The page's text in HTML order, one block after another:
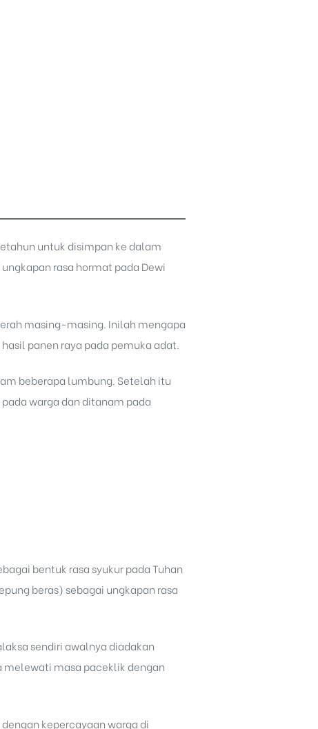
untuk disimpan ke dalam
rasa hormat pada Dewi
masing-masing. Inilah mengapa
panen raya pada pemuka adat.
beberapa lumbung. Setelah itu
warga dan ditanam pada
bentuk rasa syukur pada Tuhan
beras) sebagai ungkapan rasa
sendiri awalnya diadakan
melewati masa paceklik dengan
kepercayaan warga di